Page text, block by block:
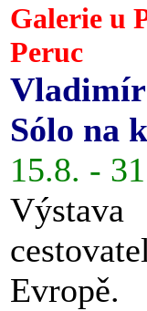
Galerie u
Peruc
Sólo na
15.8. -
Evropě.